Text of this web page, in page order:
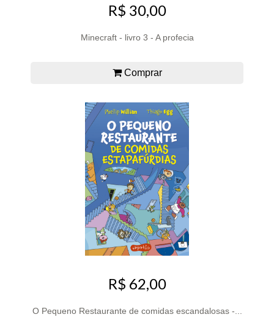
R$ 30,00
Minecraft - livro 3 - A profecia
Comprar
R$ 62,00
O Pequeno Restaurante de comidas escandalosas -...